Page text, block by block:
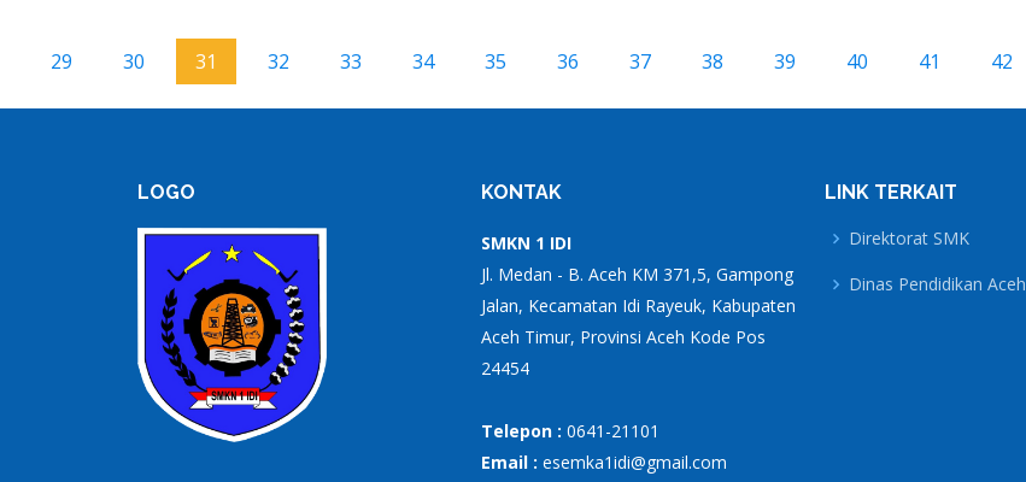
29 30 31 32 33 34 35 36 37 38 39 40 41 42
LOGO KONTAK
SMKN 1 IDI
Jl. Medan - B. Aceh KM 371,5, Gampong
Jalan, Kecamatan Idi Rayeuk, Kabupaten
Aceh Timur, Provinsi Aceh Kode Pos
24454
Telepon : 0641-21101
Email : esemka1idi@gmail.com
LINK TERKAIT
Direktorat SMK
Dinas Pendidikan Aceh